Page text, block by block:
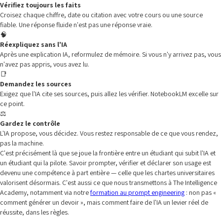
Vérifiez toujours les faits
Croisez chaque chiffre, date ou citation avec votre cours ou une source
fiable. Une réponse fluide n'est pas une réponse vraie.
🧠
Réexpliquez sans l'IA
Après une explication IA, reformulez de mémoire. Si vous n'y arrivez pas, vous
n'avez pas appris, vous avez lu.
📑
Demandez les sources
Exigez que l'IA cite ses sources, puis allez les vérifier. NotebookLM excelle sur
ce point.
⚖️
Gardez le contrôle
L'IA propose, vous décidez. Vous restez responsable de ce que vous rendez,
pas la machine.
C'est précisément là que se joue la frontière entre un étudiant qui subit l'IA et
un étudiant qui la pilote. Savoir prompter, vérifier et déclarer son usage est
devenu une compétence à part entière — celle que les chartes universitaires
valorisent désormais. C'est aussi ce que nous transmettons à The Intelligence
Academy, notamment via notreformation au prompt engineering : non pas «
comment générer un devoir », mais comment faire de l'IA un levier réel de
réussite, dans les règles.